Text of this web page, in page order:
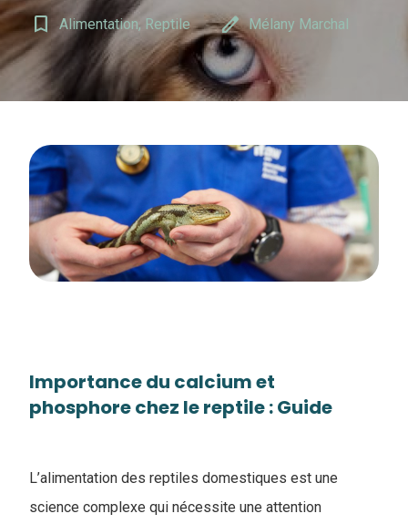
bookmark_border Alimentation, Reptile edit Mélany Marchal
Importance du calcium et
phosphore chez le reptile : Guide
L’alimentation des reptiles domestiques est une
science complexe qui nécessite une attention